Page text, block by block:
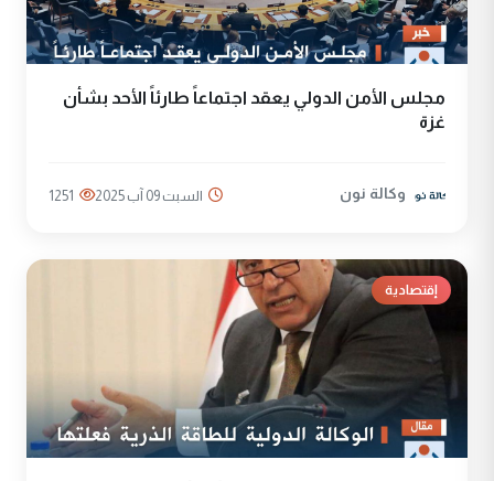
مجلس الأمن الدولي يعقد اجتماعاً طارئاً الأحد بشأن
غزة
وكالة نون السبت 09 آب 2025 1251
إقتصادية